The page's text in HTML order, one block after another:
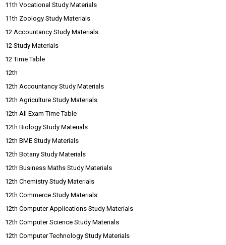
11th Vocational Study Materials
11th Zoology Study Materials
12 Accountancy Study Materials
12 Study Materials
12 Time Table
12th
12th Accountancy Study Materials
12th Agriculture Study Materials
12th All Exam Time Table
12th Biology Study Materials
12th BME Study Materials
12th Botany Study Materials
12th Business Maths Study Materials
12th Chemistry Study Materials
12th Commerce Study Materials
12th Computer Applications Study Materials
12th Computer Science Study Materials
12th Computer Technology Study Materials